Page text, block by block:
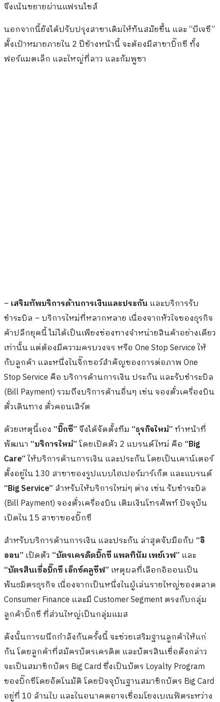
จึงเน้นขยายผ่านแฟรนไชส์
นอกจากนี้ยังได้ปรับปรุงสาขาเดิมให้ทันสมัยขึ้น และ “บีเจซี”
ตั้งเป้าหมายภายใน 2 ปีข้างหน้านี้ จะต้องมีสาขาบิ๊กซี ทั้ง
ฟอร์แมตเล็ก และใหญ่ที่ลาว และกัมพูชา
(Bill Payment) จองตั๋วเครื่องบิน เติมเงินโทรศัพท์ ปัจจุบัน
เปิดใน 15 สาขาของบิ๊กซี
สำหรับบริการด้านการเงิน และประกัน ล่าสุดจับมือกับ “อิ
ออน”
เปิดตัว “บัตรเครดิตบิ๊กซี แพลทินัม เพย์เวฟ”
และ
“บัตรสินเชื่อบิ๊กซี เอ็กซ์คลูซีฟ”
เหตุผลที่เลือกอิออนเป็น
พันธมิตรธุรกิจ เนื่องจากเป็นหนึ่งในผู้เล่นรายใหญ่ของตลาด
Consumer Finance และมี Customer Segment ตรงกับกลุ่ม
ดังนั้นการผนึกกำลังกันครั้งนี้ จะช่วยเสริมฐานลูกค้าให้แก่
กัน โดยลูกค้าที่สมัครบัตรเครดิต และบัตรสินเชื่อดังกล่าว
จะเป็นสมาชิกบัตร Big Card ซึ่งเป็นบัตร Loyalty Program
ของบิ๊กซีโดยอัตโนมัติ โดยปัจจุบันฐานสมาชิกบัตร Big Card
อยู่ที่ 10 ล้านใบ และในอนาคตอาจเชื่อมโยงเบเนฟิตระหว่าง
บัตรการเงินดังกล่าว กับ Big Card เข้าด้วยกัน
นอกจากนี้การจับมือกับ“อิออน”ครั้งนี้ ถือเป็นจุดเริ่มต้น ใน
อนาคตอาจขยายความร่วมมือกับ“กลุ่มอิออน”ในภูมิภาค
อาเซียนก็เป็นไปได้ ซึ่งกลุ่มอิออน เป็นกลุ่มทุนใหญ่จากญี่ปุ่น
มีทั้งธุรกิจค้าปลีก และการเงิน ที่เวลานี้โฟกัสการลงทุนใน
อาเซียน
“บิ๊กซีเคยมีบริการด้านการเงิน และประกันอยู่บ้าง แต่เมื่อ
ก่อนบริการด้านการเงิน กับประกันแยกกัน แต่ปัจจุบันเราได้
ปรับเปลี่ยน โดยเอามารวมกัน เพื่อทำให้แข็งแรงมากขึ้น ให้
บริการในเคาน์เตอร์เดียวกัน โดยต่อไปจะมีโปรดักส์ใหม่ออก
มาเป็นระยะๆ